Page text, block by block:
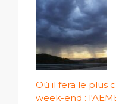
Où il fera le plus
week-end :